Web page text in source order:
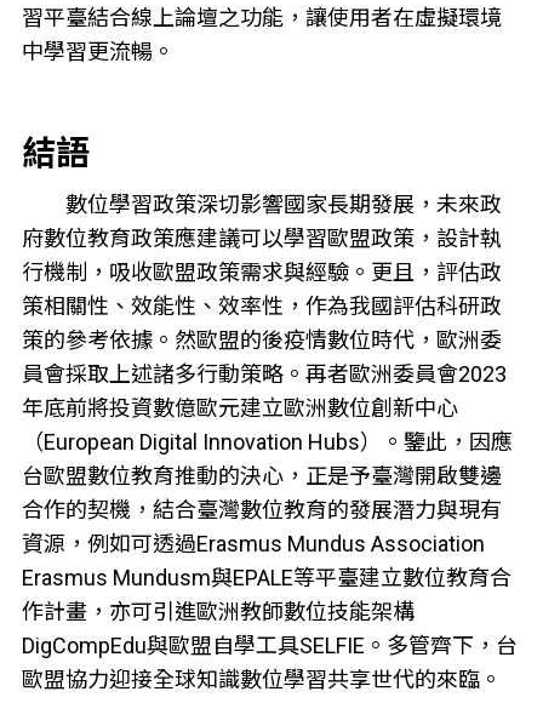
習平臺結合線上論壇之功能，讓使用者在虛擬環境
中學習更流暢。
結語
數位學習政策深切影響國家長期發展，未來政
府數位教育政策應建議可以學習歐盟政策，設計執
行機制，吸收歐盟政策需求與經驗。更且，評估政
策相關性、效能性、效率性，作為我國評估科研政
策的參考依據。然歐盟的後疫情數位時代，歐洲委
員會採取上述諸多行動策略。再者歐洲委員會2023
年底前將投資數億歐元建立歐洲數位創新中心
（European Digital Innovation Hubs）。鑒此，因應
台歐盟數位教育推動的決心，正是予臺灣開啟雙邊
合作的契機，結合臺灣數位教育的發展潛力與現有
資源，例如可透過Erasmus Mundus Association
Erasmus Mundusm與EPALE等平臺建立數位教育合
作計畫，亦可引進歐洲教師數位技能架構
DigCompEdu與歐盟自學工具SELFIE。多管齊下，台
歐盟協力迎接全球知識數位學習共享世代的來臨。